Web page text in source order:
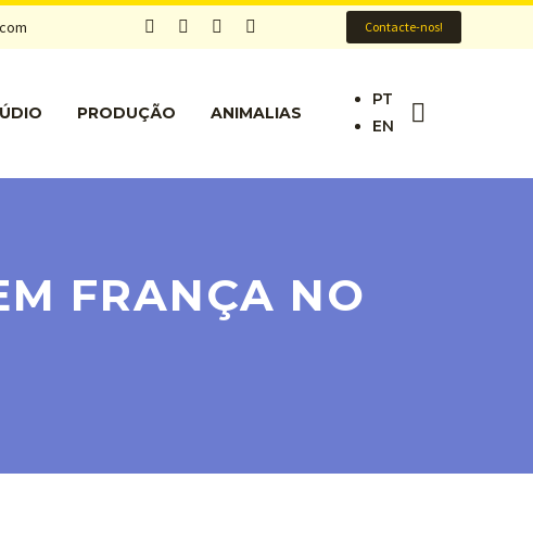
Contacte-nos!
PRODUÇÃO ANIMALIAS
PT
EN
FRANÇA NO